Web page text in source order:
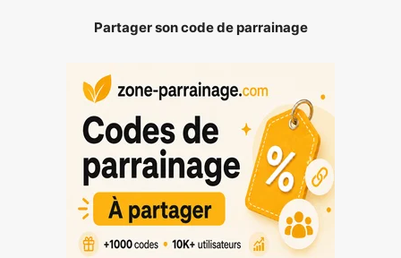
Partager son code de parrainage